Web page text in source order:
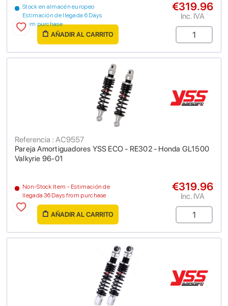
Stock en almacén europeo
Estimación de llegada 6 Days
from purchase
€319.96
Inc. IVA
AÑADIR AL CARRITO
Pareja Amortiguadores YSS ECO - RE302 - Honda GL1500
Valkyrie 96-01
Referencia : AC9557
Non-Stock Item - Estimación de
llegada 36 Days from purchase
€319.96
Inc. IVA
AÑADIR AL CARRITO